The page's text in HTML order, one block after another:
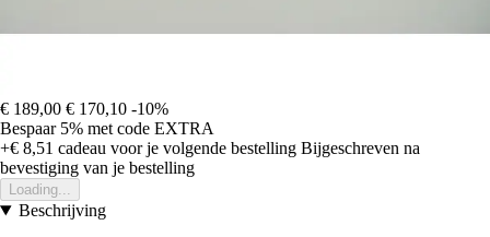
€ 189,00 € 170,10 -10%
Bespaar 5% met code EXTRA
+€ 8,51 cadeau voor je volgende bestelling Bijgeschreven na
bevestiging van je bestelling
Loading...
Beschrijving